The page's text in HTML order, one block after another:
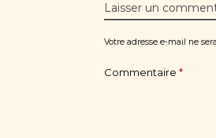
Laisser un
Votre adresse e-mail ne
Commentaire *